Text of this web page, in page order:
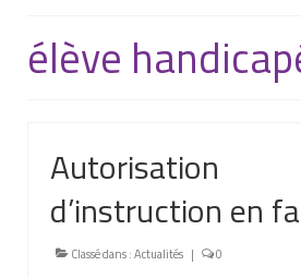
Nous connaître
Nos missions et nos valeurs
Notre équipe
Nous contacter
élève
Autorisation
d’instruction en
Classé dans :Actualités | 0